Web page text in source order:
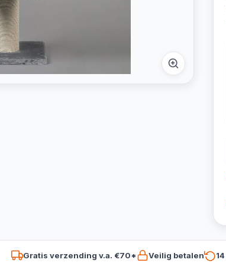
Gratis verzending v.a. €70* Veilig betalen